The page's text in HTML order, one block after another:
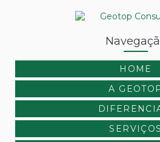
HOME
A
SERVIÇOS